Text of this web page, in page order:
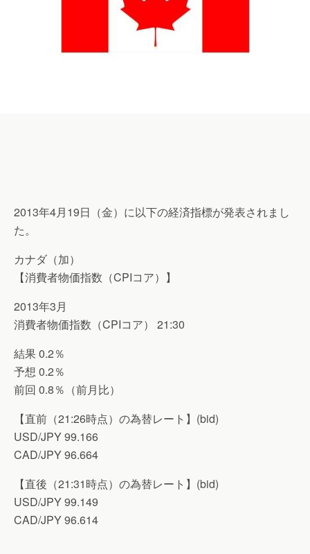
2013年4月19日（金）に以下の経済指標が発表されまし
た。
カナダ（加）
【消費者物価指数（CPIコア）】
2013年3月
消費者物価指数（CPIコア） 21:30
結果 0.2％
予想 0.2％
前回 0.8％（前月比）
【直前（21:26時点）の為替レート】(bid)
USD/JPY 99.166
CAD/JPY 96.664
【直後（21:31時点）の為替レート】(bid)
USD/JPY 99.149
CAD/JPY 96.614